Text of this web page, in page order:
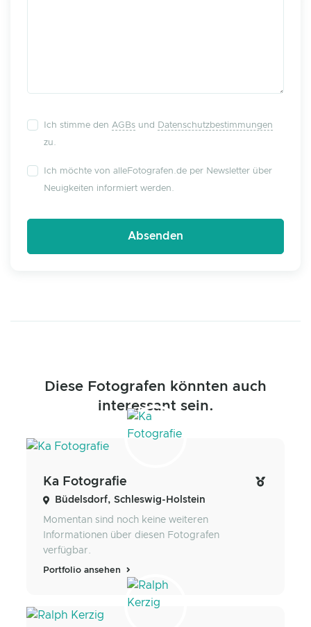
Ich stimme den AGBs und
Datenschutzbestimmungen
zu.
Ich möchte von alleFotografen.de per Newsletter über
Neuigkeiten informiert werden.
Diese Fotografen könnten auch
interessant sein.
Ka Fotografie
Büdelsdorf, Schleswig-Holstein
Momentan sind noch keine weiteren
Informationen über diesen Fotografen
verfügbar.
Portfolio ansehen